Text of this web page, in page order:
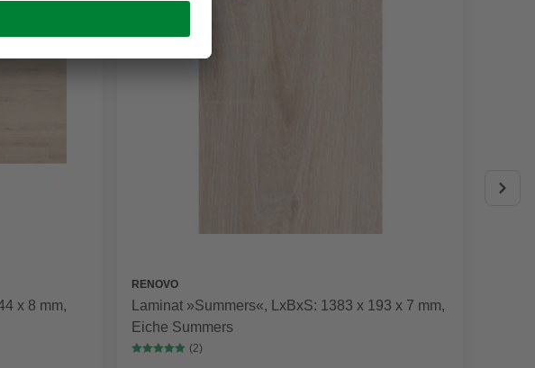
x 8 mm,
RENOVO
Laminat »Summers«, LxBxS: 1383 x 193 x 7 mm,
Eiche Summers
(2)